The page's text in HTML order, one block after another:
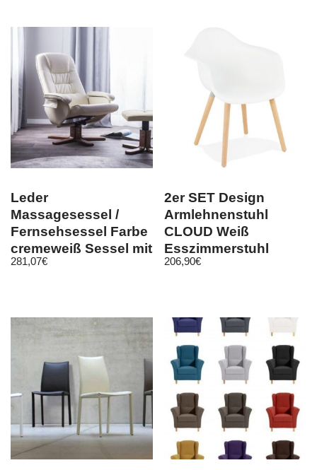
Leder
Massagesessel /
Fernsehsessel Farbe
cremeweiß Sessel mit
Massage günstig
281,07€
2er SET Design
Armlehnenstuhl
CLOUD Weiß
Esszimmerstuhl
Stuhl Esszimmer
206,90€